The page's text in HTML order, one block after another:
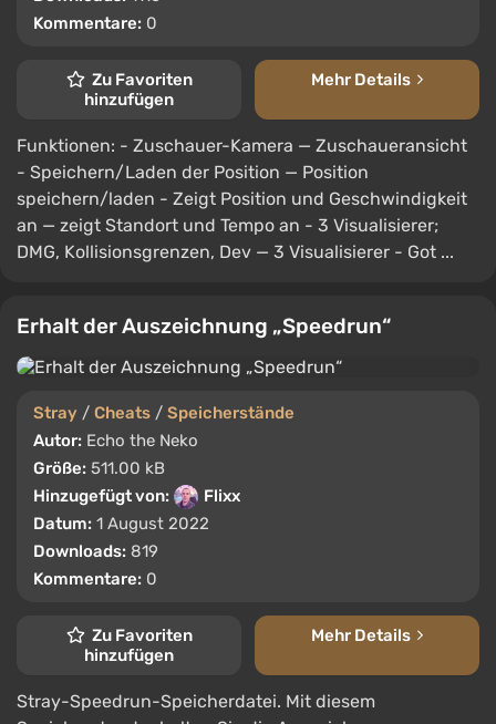
Kommentare: 0
Zu Favoriten
hinzufügen
Mehr Details
Funktionen: - Zuschauer-Kamera — Zuschaueransicht
- Speichern/Laden der Position — Position
speichern/laden - Zeigt Position und Geschwindigkeit
an — zeigt Standort und Tempo an - 3 Visualisierer;
DMG, Kollisionsgrenzen, Dev — 3 Visualisierer - Got ...
Erhalt der Auszeichnung „Speedrun“
Stray / Cheats / Speicherstände
Autor: Echo the Neko
Größe: 511.00 kB
Hinzugefügt von:
Flixx
Datum: 1 August 2022
Downloads: 819
Kommentare: 0
Zu Favoriten
hinzufügen
Mehr Details
Stray-Speedrun-Speicherdatei. Mit diesem